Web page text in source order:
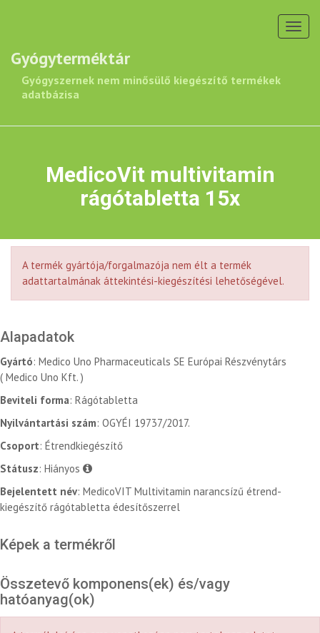
Gyógyterméktár
Gyógyszernek nem minősülő kiegészítő termékek
adatbázisa
MedicoVit multivitamin
rágótabletta 15x
A termék gyártója/forgalmazója nem élt a termék
adattartalmának áttekintési-kiegészítési lehetőségével.
Alapadatok
Gyártó: Medico Uno Pharmaceuticals SE Európai Részvénytárs
( Medico Uno Kft. )
Beviteli forma: Rágótabletta
Nyilvántartási szám: OGYÉI 19737/2017.
Csoport: Étrendkiegészítő
Státusz: Hiányos
Bejelentett név: MedicoVIT Multivitamin narancsízű étrend-
kiegészítő rágótabletta édesítőszerrel
Képek a termékről
Összetevő komponens(ek) és/vagy
hatóanyag(ok)